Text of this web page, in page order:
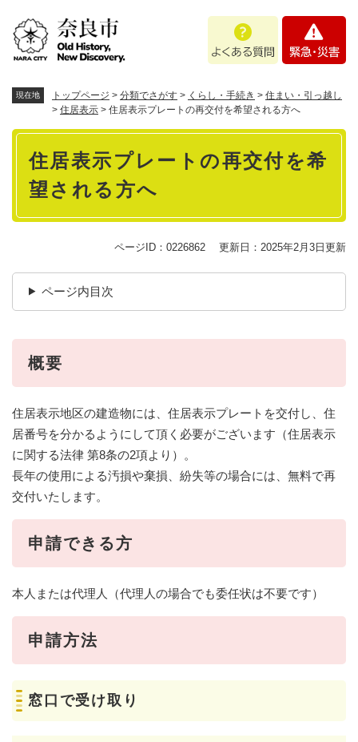
あ
問
・
現在地 トップページ > 分類でさがす > くらし・手続き > 住まい・引っ越し
> 住居表示 > 住居表示プレートの再交付を希望される方へ
本
住居表示プレートの再交付を希
望される方へ
ページID：0226862 更新日：2025年2月3日更新
ページ内目次
概要
住居表示地区の建造物には、住居表示プレートを交付し、住
居番号を分かるようにして頂く必要がございます（住居表示
に関する法律 第8条の2項より）。
長年の使用による汚損や棄損、紛失等の場合には、無料で再
交付いたします。
申請できる方
本人または代理人（代理人の場合でも委任状は不要です）
申請方法
窓口で受け取り